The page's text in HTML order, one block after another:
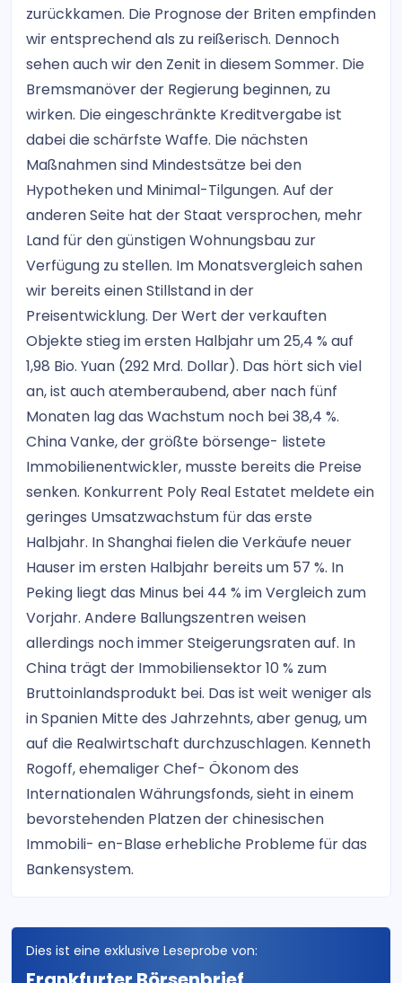
zurückkamen. Die Prognose der Briten empfinden
wir entsprechend als zu reißerisch. Dennoch
sehen auch wir den Zenit in diesem Sommer. Die
Bremsmanöver der Regierung beginnen, zu
wirken. Die eingeschränkte Kreditvergabe ist
dabei die schärfste Waffe. Die nächsten
Maßnahmen sind Mindestsätze bei den
Hypotheken und Minimal-Tilgungen. Auf der
anderen Seite hat der Staat versprochen, mehr
Land für den günstigen Wohnungsbau zur
Verfügung zu stellen. Im Monatsvergleich sahen
wir bereits einen Stillstand in der
Preisentwicklung. Der Wert der verkauften
Objekte stieg im ersten Halbjahr um 25,4 % auf
1,98 Bio. Yuan (292 Mrd. Dollar). Das hört sich viel
an, ist auch atemberaubend, aber nach fünf
Monaten lag das Wachstum noch bei 38,4 %.
China Vanke, der größte börsenge- listete
Immobilienentwickler, musste bereits die Preise
senken. Konkurrent Poly Real Estatet meldete ein
geringes Umsatzwachstum für das erste
Halbjahr. In Shanghai fielen die Verkäufe neuer
Hauser im ersten Halbjahr bereits um 57 %. In
Peking liegt das Minus bei 44 % im Vergleich zum
Vorjahr. Andere Ballungszentren weisen
allerdings noch immer Steigerungsraten auf. In
China trägt der Immobiliensektor 10 % zum
Bruttoinlandsprodukt bei. Das ist weit weniger als
in Spanien Mitte des Jahrzehnts, aber genug, um
auf die Realwirtschaft durchzuschlagen. Kenneth
Rogoff, ehemaliger Chef- Ökonom des
Internationalen Währungsfonds, sieht in einem
bevorstehenden Platzen der chinesischen
Immobili- en-Blase erhebliche Probleme für das
Bankensystem.
Dies ist eine exklusive Leseprobe von: